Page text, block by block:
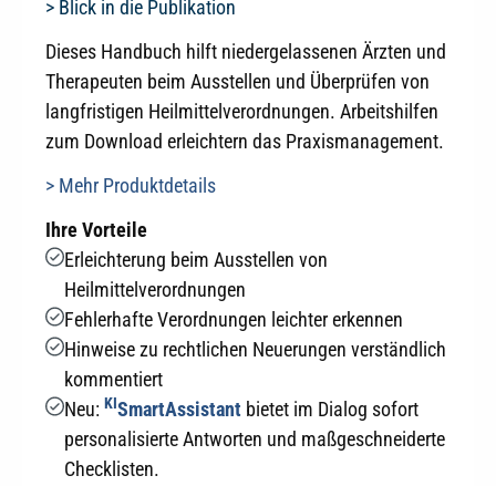
> Blick in die Publikation
Dieses Handbuch hilft niedergelassenen Ärzten und
Therapeuten beim Ausstellen und Überprüfen von
langfristigen Heilmittelverordnungen. Arbeitshilfen
zum Download erleichtern das Praxismanagement.
> Mehr Produktdetails
Ihre Vorteile
Erleichterung beim Ausstellen von
Heilmittelverordnungen
Fehlerhafte Verordnungen leichter erkennen
Hinweise zu rechtlichen Neuerungen verständlich
kommentiert
Neu: KISmartAssistantbietet im Dialog sofort
personalisierte Antworten und maßgeschneiderte
Checklisten.